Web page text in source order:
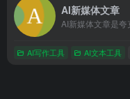
AI新媒体文章
AI写作工具 AI文本工具